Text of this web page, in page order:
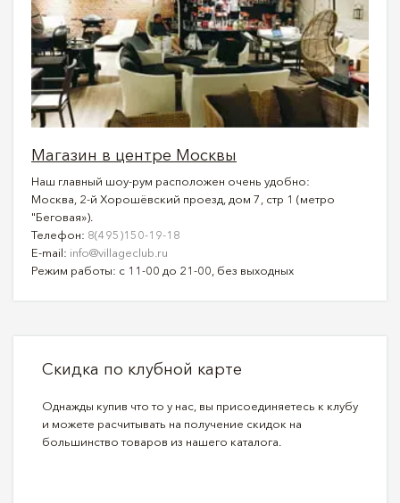
Магазин в центре Москвы
Наш главный шоу-рум расположен очень удобно:
Москва, 2-й Хорошёвский проезд, дом 7, стр 1 (метро
"Беговая»).
Телефон: 8(495)150-19-18
E-mail: info@villageclub.ru
Режим работы: с 11-00 до 21-00, без выходных
Скидка по клубной карте
Однажды купив что то у нас, вы присоединяетесь к клубу
и можете расчитывать на получение скидок на
большинство товаров из нашего каталога.